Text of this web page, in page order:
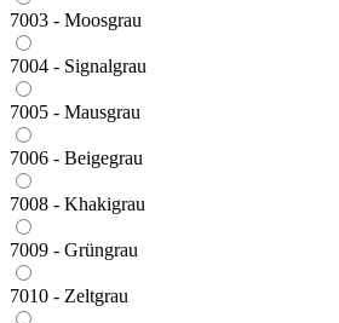
7003 - Moosgrau
7004 - Signalgrau
7005 - Mausgrau
7006 - Beigegrau
7008 - Khakigrau
7009 - Grüngrau
7010 - Zeltgrau